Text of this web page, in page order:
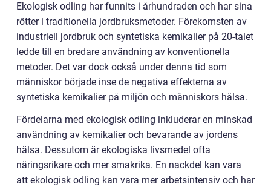
Ekologisk odling har funnits i århundraden och har sina
rötter i traditionella jordbruksmetoder. Förekomsten av
industriell jordbruk och syntetiska kemikalier på 20-talet
ledde till en bredare användning av konventionella
metoder. Det var dock också under denna tid som
människor började inse de negativa effekterna av
syntetiska kemikalier på miljön och människors hälsa.
Fördelarna med ekologisk odling inkluderar en minskad
användning av kemikalier och bevarande av jordens
hälsa. Dessutom är ekologiska livsmedel ofta
näringsrikare och mer smakrika. En nackdel kan vara
att ekologisk odling kan vara mer arbetsintensiv och har